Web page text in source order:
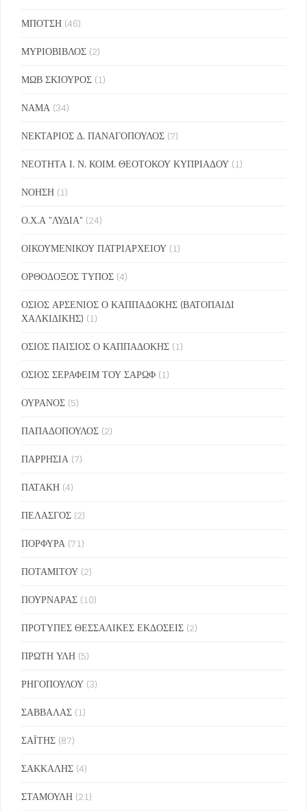
ΜΠΟΤΣΗ (46)
ΜΥΡΙΟΒΙΒΛΟΣ (2)
ΜΩΒ ΣΚΙΟΥΡΟΣ (1)
ΝΑΜΑ (34)
ΝΕΚΤΑΡΙΟΣ Δ. ΠΑΝΑΓΟΠΟΥΛΟΣ (7)
ΝΕΟΤΗΤΑ Ι. Ν. ΚΟΙΜ. ΘΕΟΤΟΚΟΥ ΚΥΠΡΙΑΔΟΥ (1)
ΝΟΗΣΗ (1)
Ο.Χ.Α "ΛΥΔΙΑ" (24)
ΟΙΚΟΥΜΕΝΙΚΟΥ ΠΑΤΡΙΑΡΧΕΙΟΥ (1)
ΟΡΘΟΔΟΞΟΣ ΤΥΠΟΣ (4)
ΟΣΙΟΣ ΑΡΣΕΝΙΟΣ Ο ΚΑΠΠΑΔΟΚΗΣ (ΒΑΤΟΠΑΙΔΙ
ΧΑΛΚΙΔΙΚΗΣ) (1)
ΟΣΙΟΣ ΠΑΙΣΙΟΣ Ο ΚΑΠΠΑΔΟΚΗΣ (1)
ΟΣΙΟΣ ΣΕΡΑΦΕΙΜ ΤΟΥ ΣΑΡΩΦ (1)
ΟΥΡΑΝΟΣ (5)
ΠΑΠΑΔΟΠΟΥΛΟΣ (2)
ΠΑΡΡΗΣΙΑ (7)
ΠΑΤΑΚΗ (4)
ΠΕΛΑΣΓΟΣ (2)
ΠΟΡΦΥΡΑ (71)
ΠΟΤΑΜΙΤΟΥ (2)
ΠΟΥΡΝΑΡΑΣ (10)
ΠΡΟΤΥΠΕΣ ΘΕΣΣΑΛΙΚΕΣ ΕΚΔΟΣΕΙΣ (2)
ΠΡΩΤΗ ΥΛΗ (5)
ΡΗΓΟΠΟΥΛΟΥ (3)
ΣΑΒΒΑΛΑΣ (1)
ΣΑΪΤΗΣ (87)
ΣΑΚΚΑΛΗΣ (4)
ΣΤΑΜΟΥΛΗ (21)